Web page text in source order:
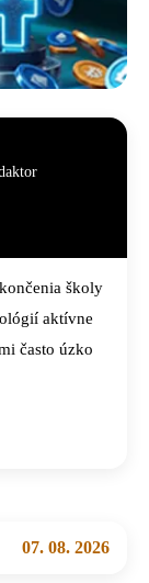
školy
aktívne
často úzko
07. 08. 2026